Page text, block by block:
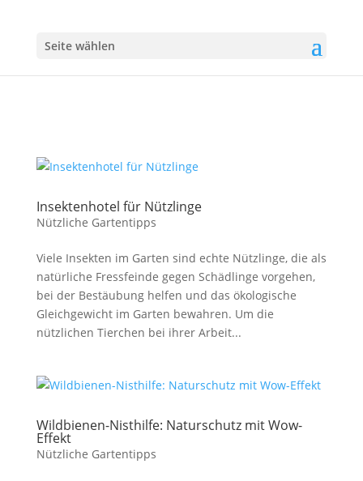
Seite wählen
Insektenhotel für Nützlinge
Nützliche Gartentipps
Viele Insekten im Garten sind echte Nützlinge, die als
natürliche Fressfeinde gegen Schädlinge vorgehen,
bei der Bestäubung helfen und das ökologische
Gleichgewicht im Garten bewahren. Um die
nützlichen Tierchen bei ihrer Arbeit...
Wildbienen-Nisthilfe: Naturschutz mit Wow-
Effekt
Nützliche Gartentipps